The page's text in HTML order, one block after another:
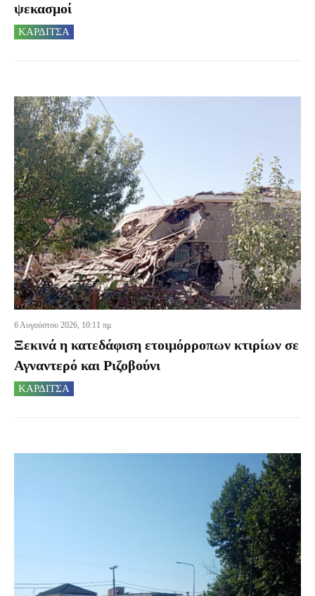
ψεκασμοί
ΚΑΡΔΙΤΣΑ
6 Αυγούστου 2026, 10:11 πμ
Ξεκινά η κατεδάφιση ετοιμόρροπων κτιρίων σε
Αγναντερό και Ριζοβούνι
ΚΑΡΔΙΤΣΑ